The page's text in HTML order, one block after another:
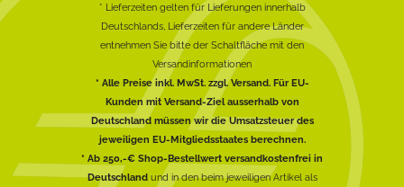
* Lieferzeiten gelten für Lieferungen innerhalb
Deutschlands, Lieferzeiten für andere Länder
entnehmen Sie bitte der Schaltfläche mit den
Versandinformationen
* Alle Preise inkl. MwSt. zzgl. Versand. Für EU-
Kunden mit Versand-Ziel ausserhalb von
Deutschland müssen wir die Umsatzsteuer des
jeweiligen EU-Mitgliedsstaates berechnen.
* Ab 250,-€ Shop-Bestellwert versandkostenfrei in
Deutschlandund in den beim jeweiligen Artikel als